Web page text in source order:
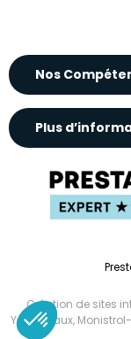
Nos
Plus
Création de sites
Yssingeaux,